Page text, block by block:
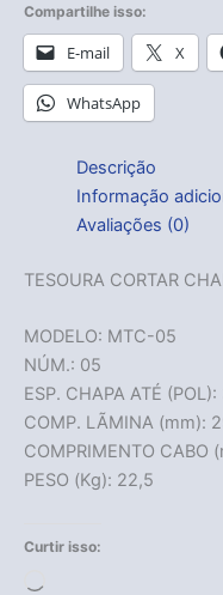
Compartilhe isso:
E-mail X
WhatsApp
Descrição
Informação
Avaliações (0)
TESOURA CORTAR
MODELO: MTC-05
NÚM.: 05
ESP. CHAPA ATÉ (POL):
COMP. LÃMINA (mm):
COMPRIMENTO CABO
PESO (Kg): 22,5
Curtir isso: